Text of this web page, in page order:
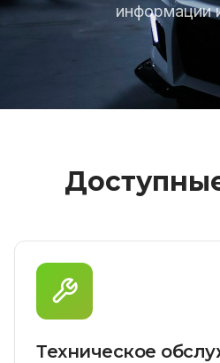
информации
Техническое